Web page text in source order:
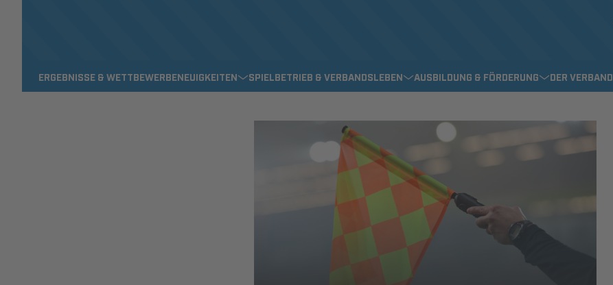
ERGEBNISSE & WETTBEWERBENEUIGKEITEN SPIELBETRIEB & VERBANDSLEBEN AUSBILDUNG & FÖRDERUNG DER VERBAND